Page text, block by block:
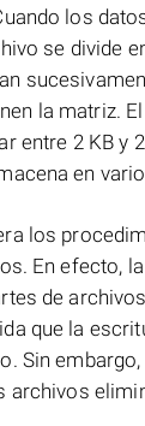
los
se divide
la matriz.
entre 2 KB y
en
los
En efecto,
de
que la
Sin
archivos